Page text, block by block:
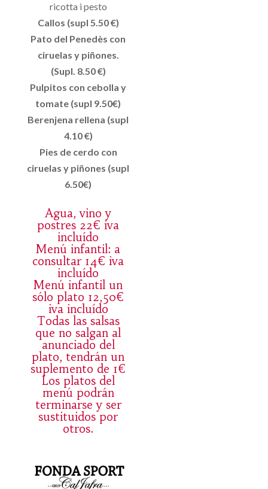
ricotta i pesto
Callos (supl 5.50 €)
Pato del Penedès con
ciruelas y piñones.
(Supl. 8.50 €)
Pulpitos con cebolla y
tomate (supl 9.50€)
Berenjena rellena (supl
4.10 €)
Pies de cerdo con
ciruelas y piñones (supl
6.50€)
Agua, vino y
postres 22€ iva
incluído
Menú infantil: a
consultar 14€ iva
incluído
Menú infantil un
sólo plato 12,50€
iva incluído
Todas las salsas
que no salgan al
anunciado del
plato, tendrán un
suplemento de 1€
Los platos del
menú podrán
terminarse y ser
sustituidos por
otros.